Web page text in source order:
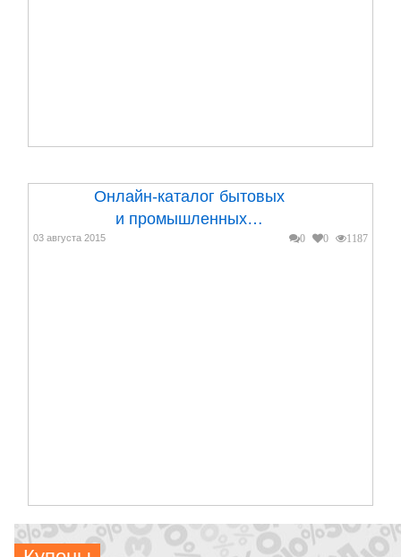
Онлайн-каталог бытовых
и промышленных…
0 0 1187
03 августа 2015